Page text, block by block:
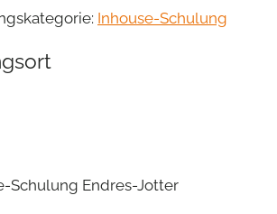
Inhouse-Schulung
Schulung Endres-Jotter